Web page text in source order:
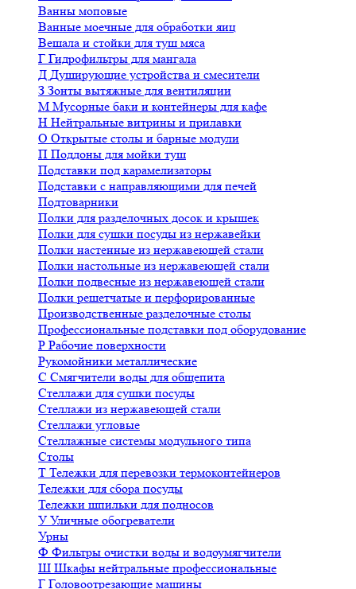
Ванны моповые
Ванные моечные для обработки яиц
Вешала и стойки для туш мяса
Г Гидрофильтры для мангала
Д Душирующие устройства и смесители
З Зонты вытяжные для вентиляции
М Мусорные баки и контейнеры для кафе
Н Нейтральные витрины и прилавки
О Открытые столы и барные модули
П Поддоны для мойки туш
Подставки под карамелизаторы
Подставки с направляющими для печей
Подтоварники
Полки для разделочных досок и крышек
Полки для сушки посуды из нержавейки
Полки настенные из нержавеющей стали
Полки настольные из нержавеющей стали
Полки подвесные из нержавеющей стали
Полки решетчатые и перфорированные
Производственные разделочные столы
Профессиональные подставки под оборудование
Р Рабочие поверхности
Рукомойники металлические
С Смягчители воды для общепита
Стеллажи для сушки посуды
Стеллажи из нержавеющей стали
Стеллажи угловые
Стеллажные системы модульного типа
Столы
Т Тележки для перевозки термоконтейнеров
Тележки для сбора посуды
Тележки шпильки для подносов
У Уличные обогреватели
Урны
Ф Фильтры очистки воды и водоумягчители
Ш Шкафы нейтральные профессиональные
Г Головоотрезающие машины